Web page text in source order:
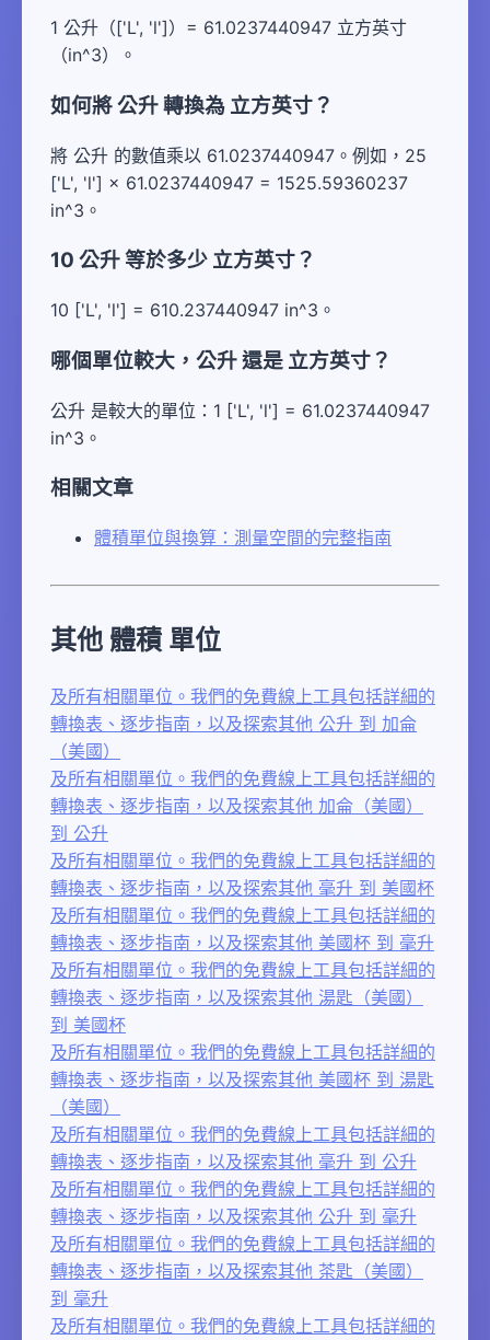
1 公升（['L', 'l']）= 61.0237440947 立方英寸
（in^3）。
如何將 公升 轉換為 立方英寸？
將 公升 的數值乘以 61.0237440947。例如，25
['L', 'l'] × 61.0237440947 = 1525.59360237
in^3。
10 公升 等於多少 立方英寸？
10 ['L', 'l'] = 610.237440947 in^3。
哪個單位較大，公升 還是 立方英寸？
公升 是較大的單位：1 ['L', 'l'] = 61.0237440947
in^3。
相關文章
體積單位與換算：測量空間的完整指南
其他 體積 單位
及所有相關單位。我們的免費線上工具包括詳細的
轉換表、逐步指南，以及探索其他 公升 到 加侖
（美國）
及所有相關單位。我們的免費線上工具包括詳細的
轉換表、逐步指南，以及探索其他 加侖（美國）
到 公升
及所有相關單位。我們的免費線上工具包括詳細的
轉換表、逐步指南，以及探索其他 毫升 到 美國杯
及所有相關單位。我們的免費線上工具包括詳細的
轉換表、逐步指南，以及探索其他 美國杯 到 毫升
及所有相關單位。我們的免費線上工具包括詳細的
轉換表、逐步指南，以及探索其他 湯匙（美國）
到 美國杯
及所有相關單位。我們的免費線上工具包括詳細的
轉換表、逐步指南，以及探索其他 美國杯 到 湯匙
（美國）
及所有相關單位。我們的免費線上工具包括詳細的
轉換表、逐步指南，以及探索其他 毫升 到 公升
及所有相關單位。我們的免費線上工具包括詳細的
轉換表、逐步指南，以及探索其他 公升 到 毫升
及所有相關單位。我們的免費線上工具包括詳細的
轉換表、逐步指南，以及探索其他 茶匙（美國）
到 毫升
及所有相關單位。我們的免費線上工具包括詳細的